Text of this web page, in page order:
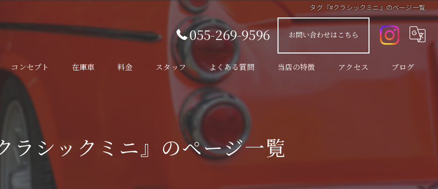
タグ『#クラシックミニ』のページ一覧
055-269-9596 お問い合わせはこちら
コンセプト 在庫車 料金 スタッフ よくある質問 当店の特徴
整備
アクセス ブログ
ラシックミニ』のページ一覧